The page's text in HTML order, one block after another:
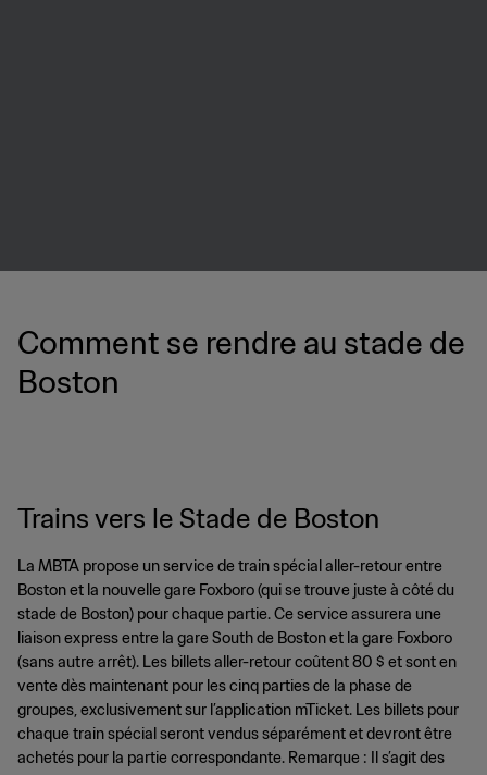
Comment se rendre au stade de
Boston
Trains vers le Stade de Boston
La MBTA propose un service de train spécial aller-retour entre
Boston et la nouvelle gare Foxboro (qui se trouve juste à côté du
stade de Boston) pour chaque partie. Ce service assurera une
liaison express entre la gare South de Boston et la gare Foxboro
(sans autre arrêt). Les billets aller-retour coûtent 80 $ et sont en
vente dès maintenant pour les cinq parties de la phase de
groupes, exclusivement sur l’application mTicket. Les billets pour
chaque train spécial seront vendus séparément et devront être
achetés pour la partie correspondante. Remarque : Il s’agit des